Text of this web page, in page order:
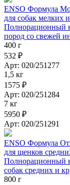
ENSO Формула
для собак мелких
Полнорационный
пород со свежей
400 г
532 ₽
Арт: 020/251277
1,5 кг
1575 ₽
Арт: 020/251284
7 кг
5950 ₽
Арт: 020/251291
ENSO Формула
для щенков
Полнорационный
собак средних и
800 г